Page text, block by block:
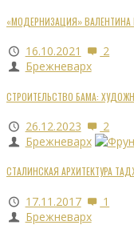
«МОДЕРНИЗАЦИЯ» ВАЛЕНТИНА
16.10.2021
2
Брежневарх
СТРОИТЕЛЬСТВО БАМА:
26.12.2023
2
Брежневарх
СТАЛИНСКАЯ АРХИТЕКТУРА
17.11.2017
1
Брежневарх